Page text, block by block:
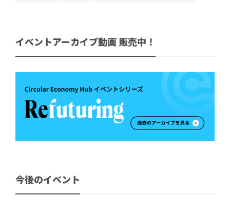
イベントアーカイブ動画 販売中！
今後のイベント